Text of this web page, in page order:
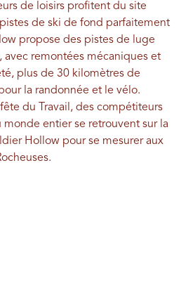
de loisirs profitent du site
de ski de fond parfaitement
propose des pistes de luge
avec remontées mécaniques et
plus de 30 kilomètres de
la randonnée et le vélo.
du Travail, des compétiteurs
entier se retrouvent sur la
Hollow pour se mesurer aux